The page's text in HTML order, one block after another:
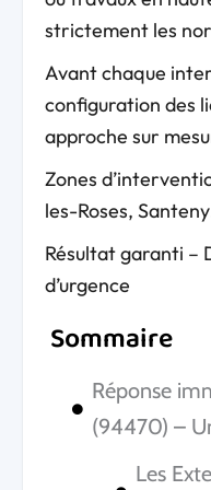
strictement les
Avant chaque
configuration des
approche sur
Zones
les-Roses,
Résultat garanti –
d’urgence
Sommaire
Réponse
(94470) –
Les